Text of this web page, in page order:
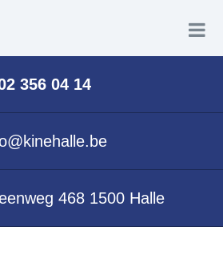
356 04 14
468 1500 Halle